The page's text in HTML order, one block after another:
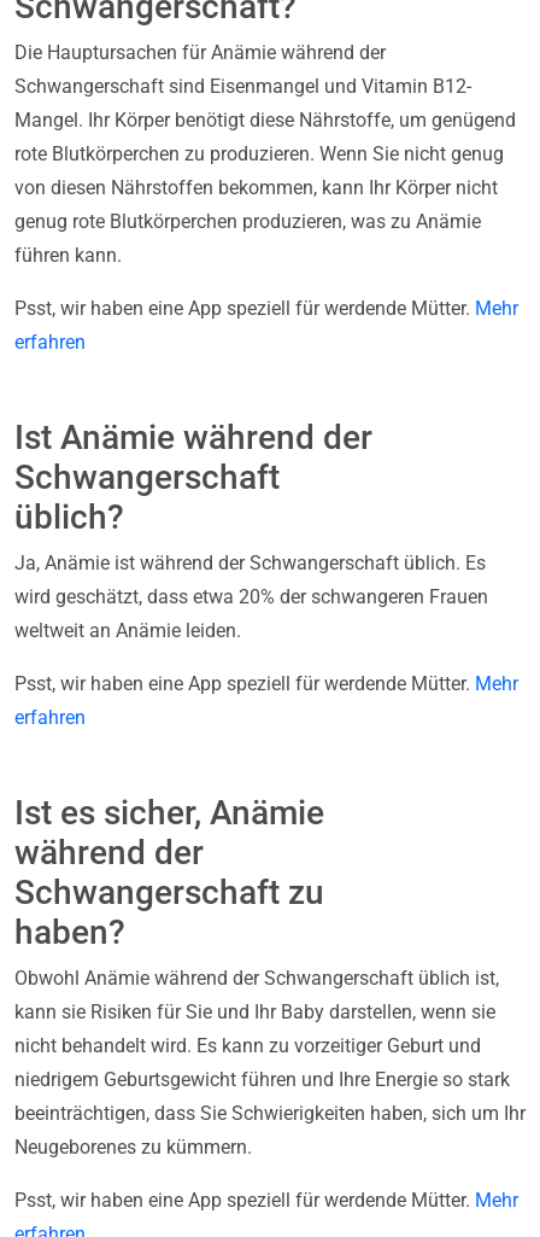
Die Hauptursachen für Anämie während der
Schwangerschaft sind Eisenmangel und Vitamin B12-
Mangel. Ihr Körper benötigt diese Nährstoffe, um genügend
rote Blutkörperchen zu produzieren. Wenn Sie nicht genug
von diesen Nährstoffen bekommen, kann Ihr Körper nicht
genug rote Blutkörperchen produzieren, was zu Anämie
führen kann.
Psst, wir haben eine App speziell für werdende Mütter. Mehr
erfahren
Ist Anämie während der
Schwangerschaft
üblich?
Ja, Anämie ist während der Schwangerschaft üblich. Es
wird geschätzt, dass etwa 20% der schwangeren Frauen
weltweit an Anämie leiden.
Psst, wir haben eine App speziell für werdende Mütter. Mehr
erfahren
Ist es sicher, Anämie
während der
Schwangerschaft zu
haben?
Obwohl Anämie während der Schwangerschaft üblich ist,
kann sie Risiken für Sie und Ihr Baby darstellen, wenn sie
nicht behandelt wird. Es kann zu vorzeitiger Geburt und
niedrigem Geburtsgewicht führen und Ihre Energie so stark
beeinträchtigen, dass Sie Schwierigkeiten haben, sich um Ihr
Neugeborenes zu kümmern.
Psst, wir haben eine App speziell für werdende Mütter. Mehr